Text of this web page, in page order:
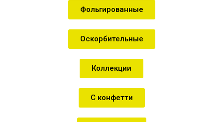
Фольгированные
Оскорбительные
Коллекции
С конфетти